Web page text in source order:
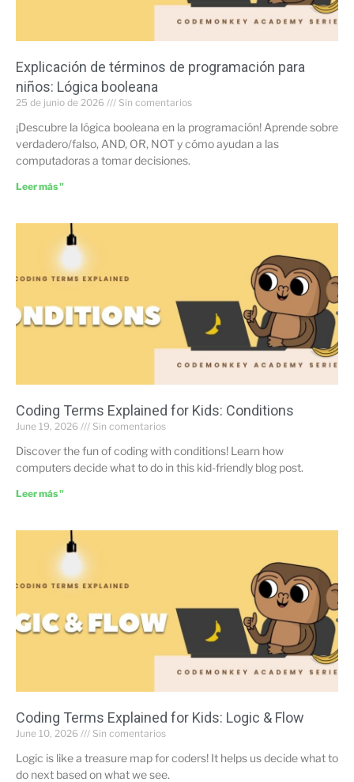
Explicación de términos de programación para
niños: Lógica booleana
25 de junio de 2026 Sin comentarios
¡Descubre la lógica booleana en la programación! Aprende sobre
verdadero/falso, AND, OR, NOT y cómo ayudan a las
computadoras a tomar decisiones.
Leer más "
Coding Terms Explained for Kids: Conditions
June 19, 2026 Sin comentarios
Discover the fun of coding with conditions! Learn how
computers decide what to do in this kid-friendly blog post.
Leer más "
Coding Terms Explained for Kids: Logic & Flow
June 10, 2026 Sin comentarios
Logic is like a treasure map for coders! It helps us decide what to
do next based on what we see.